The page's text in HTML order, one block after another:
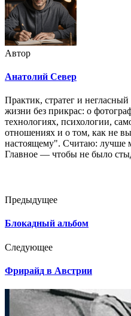
Автор
Анатолий Север
Практик, стратег и
жизни без прикрас: о
технологиях, психологии,
отношениях и о том, как не
настоящему". Считаю: лучше
Главное — чтобы не было
Предыдущее
Блокадный альбом
Следующее
Фрирайд в Австрии